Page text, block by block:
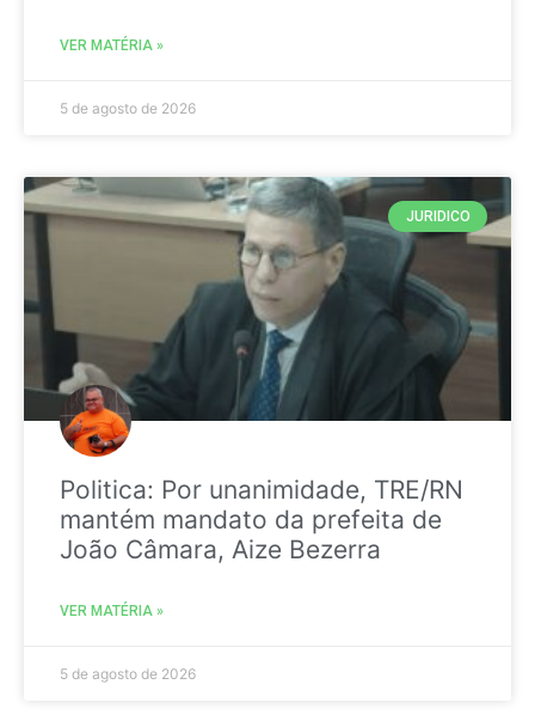
VER MATÉRIA »
5 de agosto de 2026
JURIDICO
Politica: Por unanimidade, TRE/RN
mantém mandato da prefeita de
João Câmara, Aize Bezerra
VER MATÉRIA »
5 de agosto de 2026